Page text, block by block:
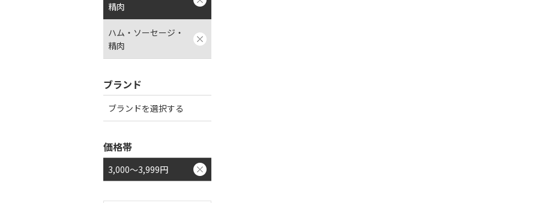
精肉
ハム・ソーセージ・
精肉
ブランド
ブランドを選択する
価格帯
3,000～3,999円